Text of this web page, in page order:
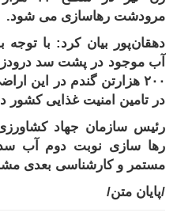
مرودشت رهاسازی می شود.
دهقان‌پور بیان کرد: با
آب موجود در پشت سد
۲۰۰ هزارتن گندم در این
در تامین امنیت غذایی کشور
رئیس سازمان جهاد
رها سازی نوبت دوم آب
مستمر و کارشناسی بعدی
/پایان متن/